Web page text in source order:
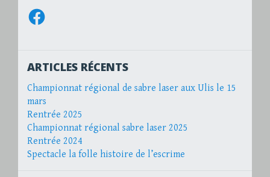
Facebook
ARTICLES RÉCENTS
Championnat régional de sabre laser aux Ulis le 15
mars
Rentrée 2025
Championnat régional sabre laser 2025
Rentrée 2024
Spectacle la folle histoire de l’escrime